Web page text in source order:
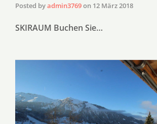
Posted byadmin3769on 12 März 2018
SKIRAUM Buchen Sie…